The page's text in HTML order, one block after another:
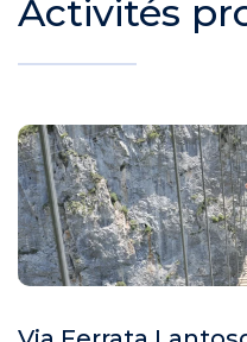
Activités